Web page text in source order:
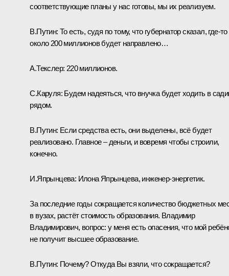
соответствующие планы у нас готовы, мы их реализуем.
В.Путин: То есть, судя по тому, что губернатор сказал, где‑то
около 200 миллионов будет направлено…
А.Текслер: 220 миллионов.
С.Каруля: Будем надеяться, что внучка будет ходить в
рядом.
В.Путин: Если средства есть, они выделены, всё будет
реализовано. Главное – деньги, и вовремя чтобы строили,
конечно.
И.Япрынцева: Илона Япрынцева, инженер‑энергетик.
За последние годы сокращается количество бюджетных
в вузах, растёт стоимость образования. Владимир
Владимирович, вопрос: у меня есть опасения, что мой
не получит высшее образование.
В.Путин: Почему? Откуда Вы взяли, что сокращается?